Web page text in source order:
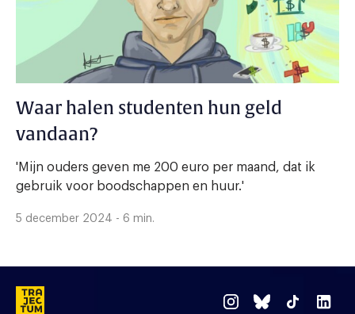
Waar halen studenten hun geld
vandaan?
'Mijn ouders geven me 200 euro per maand, dat ik
gebruik voor boodschappen en huur.'
5 december 2024 - 6 min.